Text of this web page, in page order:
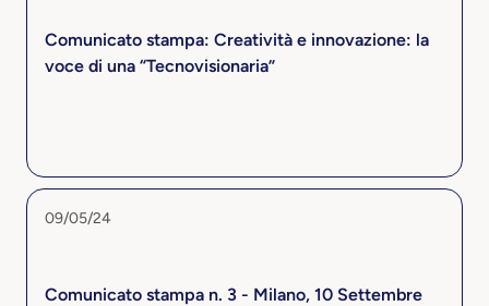
Comunicato stampa: Creatività e innovazione: la
voce di una “Tecnovisionaria”
09/05/24
Comunicato stampa n. 3 - Milano, 10 Settembre